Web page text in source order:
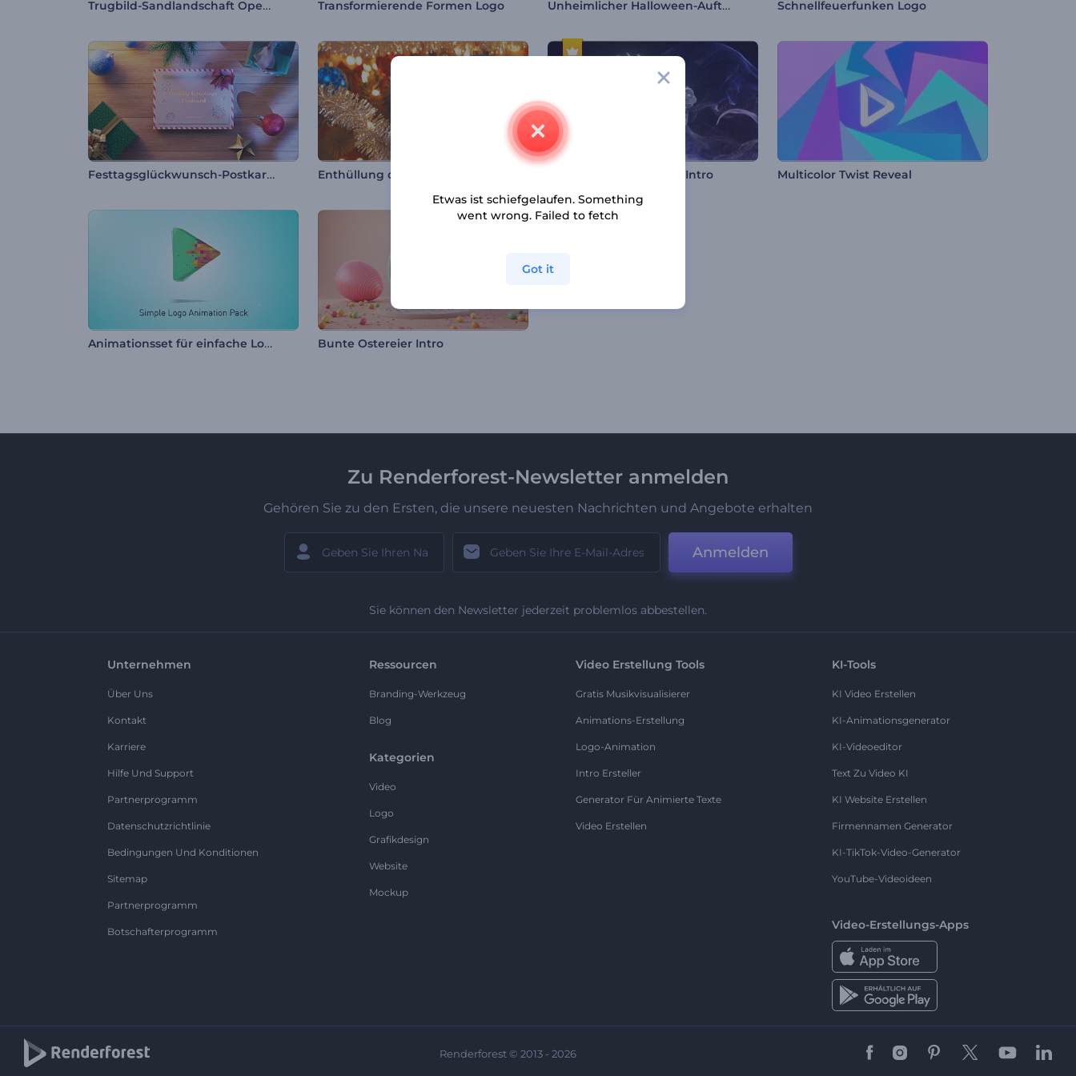
Trugbild-Sandlandschaft Opener Transformierende Formen Logo Unheimlicher Halloween-Auftakt Schnellfeuerfunken Logo
Festtagsglückwunsch-Postkarte Schimmernder Drache Intro Multicolor Twist Reveal
Animationsset für einfache Logos Bunte Ostereier Intro
Zu Renderforest-Newsletter anmelden
Gehören Sie zu den Ersten, die unsere neuesten Nachrichten und Angebote erhalten
Anmelden
Sie können den Newsletter jederzeit problemlos abbestellen.
Unternehmen
Über Uns
Kontakt
Karriere
Hilfe Und Support
Partnerprogramm
Datenschutzrichtlinie
Bedingungen Und Konditionen
Sitemap
Partnerprogramm
Botschafterprogramm
Ressourcen
Branding-Werkzeug
Blog
Kategorien
Video
Logo
Grafikdesign
Website
Mockup
Video Erstellung Tools
Gratis Musikvisualisierer
Animations-Erstellung
Logo-Animation
Intro Ersteller
Generator Für Animierte Texte
Video Erstellen
KI-Tools
KI Video Erstellen
KI-Animationsgenerator
KI-Videoeditor
Text Zu Video KI
KI Website Erstellen
Firmennamen Generator
KI-TikTok-Video-Generator
YouTube-Videoideen
Video-Erstellungs-Apps
Renderforest © 2013 - 2026
Etwas ist schiefgelaufen. Something
went wrong. Failed to fetch
Got it